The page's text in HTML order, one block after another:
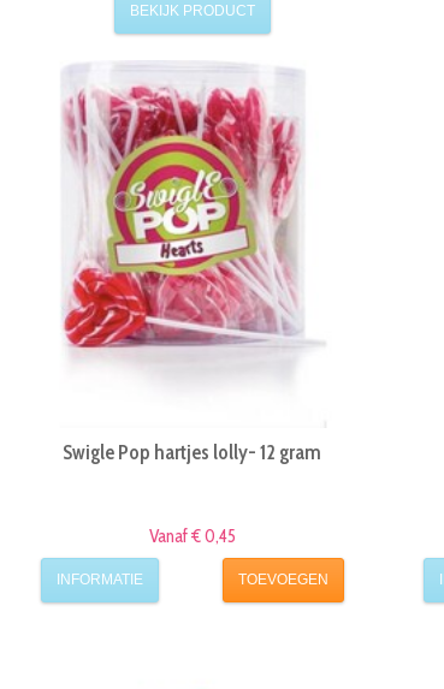
BEKIJK PRODUCT
Swigle Pop hartjes lolly- 12 gram
Vanaf € 0,45
INFORMATIE TOEVOEGEN